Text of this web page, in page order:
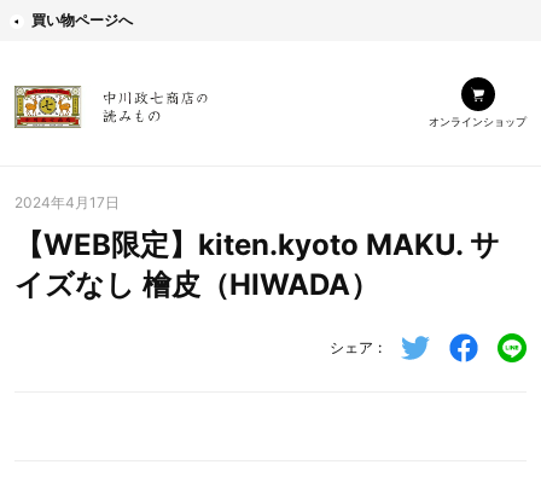
買い物ページへ
オンラインショップ
2024年4月17日
【WEB限定】kiten.kyoto MAKU. サ
イズなし 檜皮（HIWADA）
シェア